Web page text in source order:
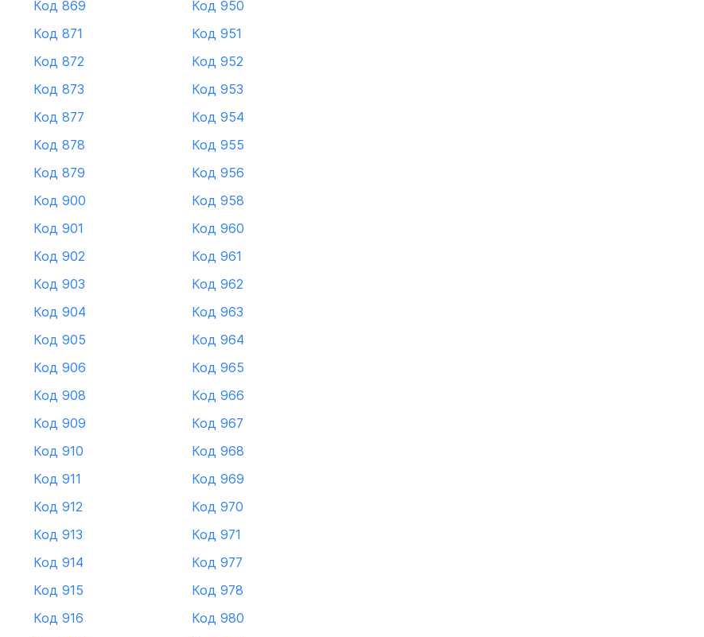
Код 869
Код 871
Код 872
Код 873
Код 877
Код 878
Код 879
Код 900
Код 901
Код 902
Код 903
Код 904
Код 905
Код 906
Код 908
Код 909
Код 910
Код 911
Код 912
Код 913
Код 914
Код 915
Код 916
Код 950
Код 951
Код 952
Код 953
Код 954
Код 955
Код 956
Код 958
Код 960
Код 961
Код 962
Код 963
Код 964
Код 965
Код 966
Код 967
Код 968
Код 969
Код 970
Код 971
Код 977
Код 978
Код 980